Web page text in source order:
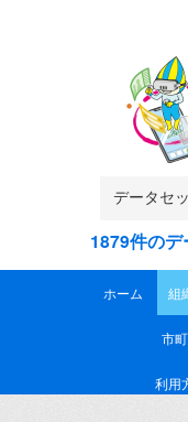
1879件の
ホーム 組
市
利用